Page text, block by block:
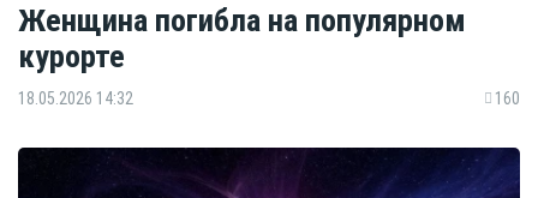
Женщина погибла на популярном
курорте
18.05.2026 14:32 160